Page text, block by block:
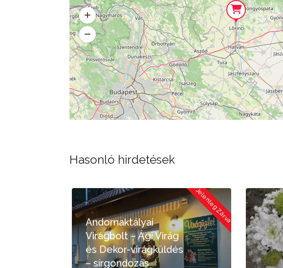
Hasonló hirdetések
Jelenleg Zárva Jelenleg Zárva
Százszorszép Virág-